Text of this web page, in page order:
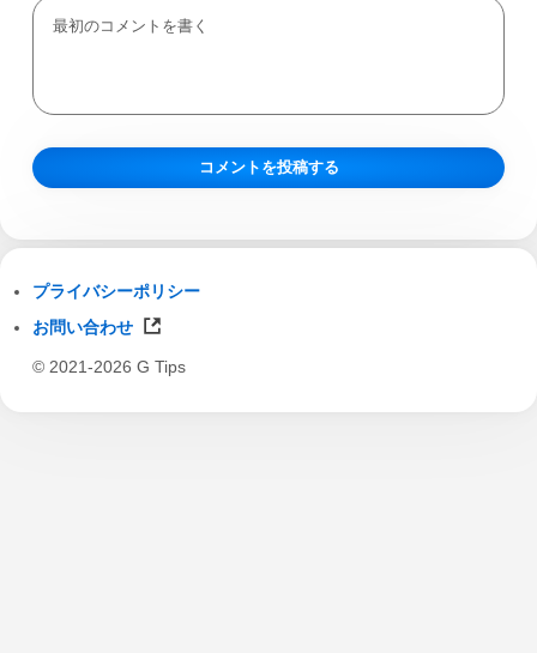
プライバシーポリシー
お問い合わせ
© 2021-2026 G Tips